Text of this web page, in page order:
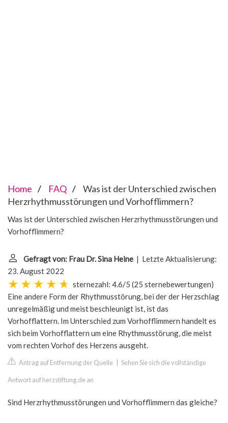
Home FAQ
Was ist der Unterschied zwischen
Herzrhythmusstörungen und Vorhofflimmern?
Was ist der Unterschied zwischen Herzrhythmusstörungen und
Vorhofflimmern?
Gefragt von: Frau Dr. Sina Heine | Letzte Aktualisierung:
23. August 2022
sternezahl: 4.6/5 (25 sternebewertungen)
Eine andere Form der Rhythmusstörung, bei der der Herzschlag
unregelmäßig und meist beschleunigt ist, ist das
Vorhofflattern. Im Unterschied zum Vorhofflimmern handelt es
sich beim Vorhofflattern um eine Rhythmusstörung, die meist
vom rechten Vorhof des Herzens ausgeht.
Antrag auf Entfernung der Quelle Sehen Sie sich die vollständige
Antwort auf herzstiftung.de an
Sind Herzrhythmusstörungen und Vorhofflimmern das gleiche?